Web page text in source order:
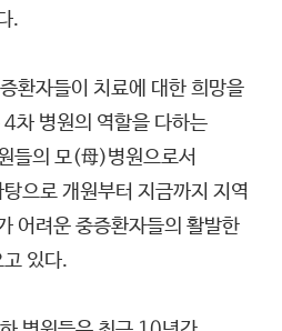
.
환자들이 치료에 대한 희망을
차 병원의 역할을 다하는
들의 모(母)병원으로서
으로 개원부터 지금까지 지역
어려운 중증환자들의 활발한
있다.